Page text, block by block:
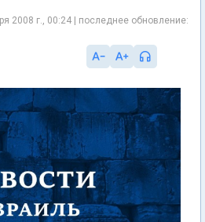
2008 г., 00:24 | последнее обновление: